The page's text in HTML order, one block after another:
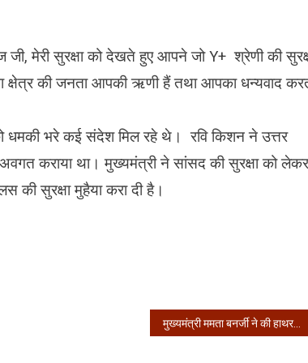
मेरी सुरक्षा को देखते हुए आपने जो Y+ श्रेणी की
क्षेत्र की जनता आपकी ऋणी हैं तथा आपका धन्यवाद
धमकी भरे कई संदेश मिल रहे थे। रवि किशन ने उत्तर
कराया था। मुख्यमंत्री ने सांसद की सुरक्षा को लेकर
की सुरक्षा मुहैया करा दी है।
मुख्यमंत्री ममता बनर्जी ने की हाथरस की शर्मनाक घटना की निंदा